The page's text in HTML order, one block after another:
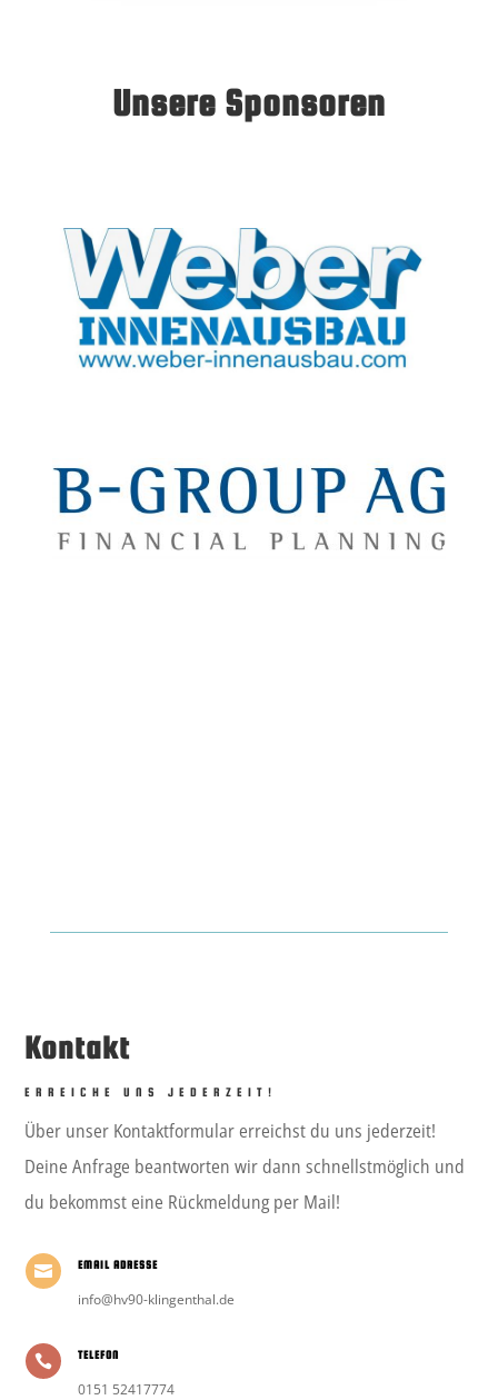
Unsere Sponsoren
Kontakt
ERREICHE UNS JEDERZEIT!
Über unser Kontaktformular erreichst du uns jederzeit!
Deine Anfrage beantworten wir dann schnellstmöglich und
du bekommst eine Rückmeldung per Mail!
 EMAIL ADRESSE
info@hv90-klingenthal.de
 TELEFON
0151 52417774